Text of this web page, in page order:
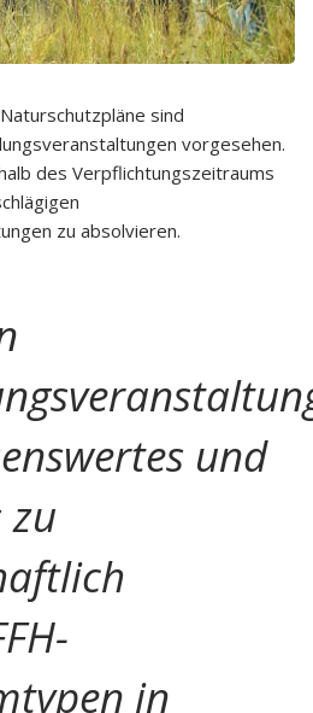
sind
vorgesehen.
des Verpflichtungszeitraums
zu absolvieren.
und
zu
in